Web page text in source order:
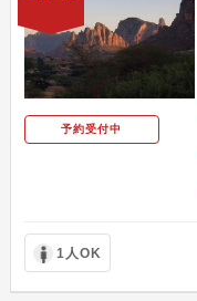
予約受付中
1人OK